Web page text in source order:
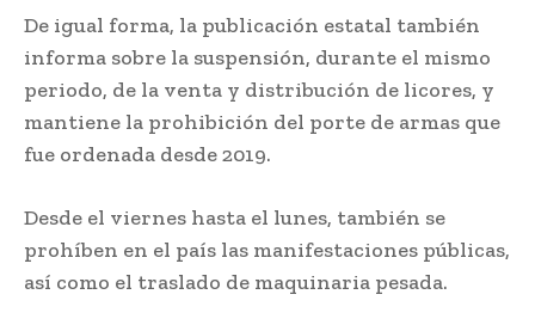
De igual forma, la publicación estatal también
informa sobre la suspensión, durante el mismo
periodo, de la venta y distribución de licores, y
mantiene la prohibición del porte de armas que
fue ordenada desde 2019.
Desde el viernes hasta el lunes, también se
prohíben en el país las manifestaciones públicas,
así como el traslado de maquinaria pesada.